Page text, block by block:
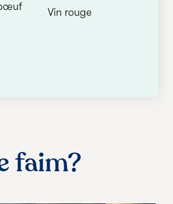
Vin rouge
faim?